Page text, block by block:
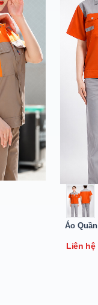
Áo
Liên hệ